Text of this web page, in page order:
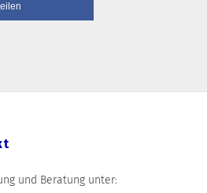
und Beratung unter: